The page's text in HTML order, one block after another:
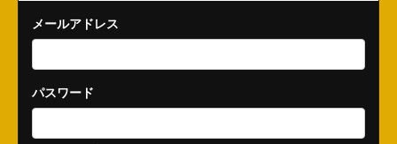
メールアドレス
パスワード